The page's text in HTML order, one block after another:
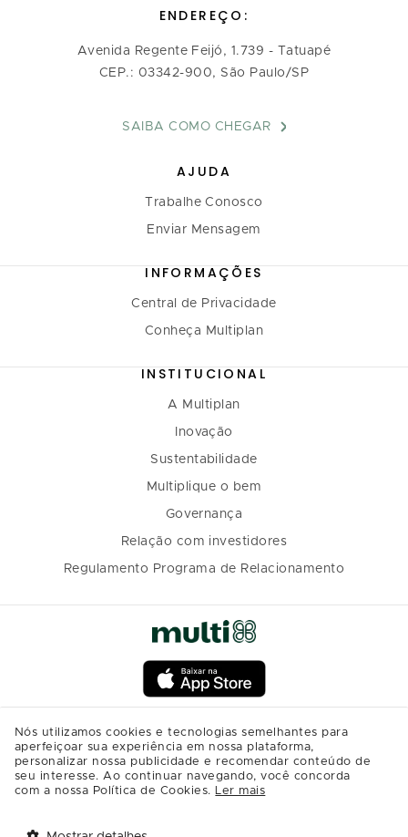
ENDEREÇO:
Avenida Regente Feijó, 1.739 - Tatuapé
CEP.: 03342-900, São Paulo/SP
SAIBA COMO CHEGAR
AJUDA
Trabalhe Conosco
Enviar Mensagem
INFORMAÇÕES
Central de Privacidade
Conheça Multiplan
INSTITUCIONAL
A Multiplan
Inovação
Sustentabilidade
Multiplique o bem
Governança
Relação com investidores
Regulamento Programa de Relacionamento
Nós utilizamos cookies e tecnologias semelhantes para
aperfeiçoar sua experiência em nossa plataforma,
personalizar nossa publicidade e recomendar conteúdo de
seu interesse. Ao continuar navegando, você concorda
com a nossa Política de Cookies. Ler mais